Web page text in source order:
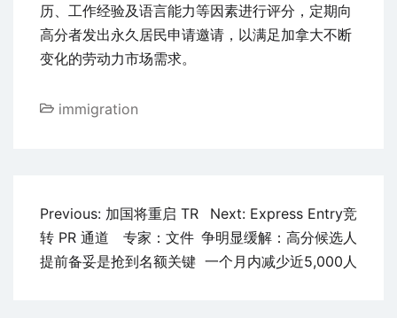
历、工作经验及语言能力等因素进行评分，定期向
高分者发出永久居民申请邀请，以满足加拿大不断
变化的劳动力市场需求。
immigration
文
章
导
Previous: 加国将重启 TR
转 PR 通道 专家：文件
提前备妥是抢到名额关键
Next: Express Entry竞
争明显缓解：高分候选人
一个月内减少近5,000人